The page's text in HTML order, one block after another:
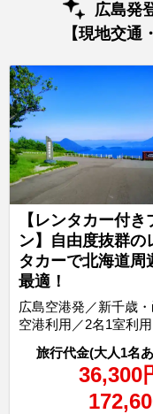
広島発
【現地交通
【レンタカー付き
ン】自由度抜群の
タカーで北海道周
最適！
36,300
広島空港発／新千歳
空港利用／2名1室利用